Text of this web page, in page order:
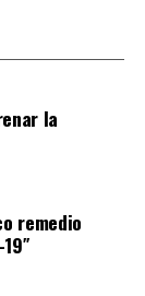
la
remedio